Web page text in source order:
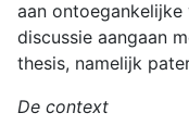
aan ontoegankelijke
discussie aangaan
thesis, namelijk
De context